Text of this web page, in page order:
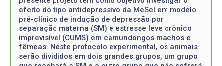
efeito do tipo antidepressivo da MeSeI em modelo
pré-clínico de indução de depressão por
separação materna (SM) e estresse leve crônico
imprevisível (CUMS) em camundongos machos e
fêmeas. Neste protocolo experimental, os animais
serão divididos em dois grandes grupos, um grupo